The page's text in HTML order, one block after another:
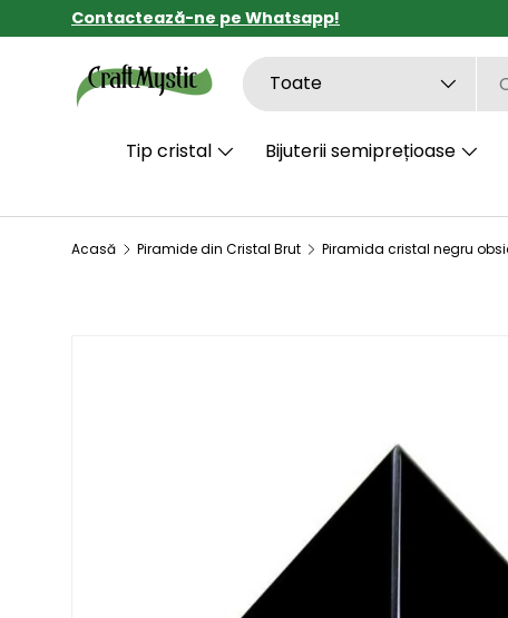
SARI LA CONȚINUT
Contactează-ne pe Whatsapp!
Căutare
Tipul de produs
Toate
Tip cristal Bijuterii semiprețioase
Acasă Piramide din Cristal Brut